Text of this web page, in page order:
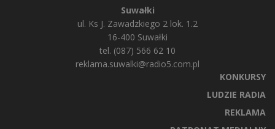
Suwałki
ul. Ks J. Zawadzkiego 2 lok. 1.2
16-400 Suwałki
tel. (087) 566 62 10
reklama.suwalki@radio5.com.pl
KONKURSY
LUDZIE RADIA
REKLAMA